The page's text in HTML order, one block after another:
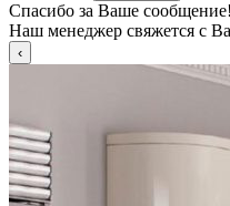
Спасибо за Ваше сообщение!
Наш менеджер свяжется с